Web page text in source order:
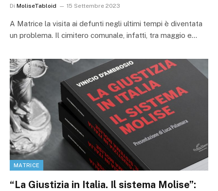
Di MoliseTabloid 15 Settembre 2023
A Matrice la visita ai defunti negli ultimi tempi è diventata
un problema. Il cimitero comunale, infatti, tra maggio e…
MATRICE
“La Giustizia in Italia. Il sistema Molise”: